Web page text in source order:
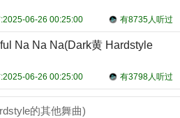
有8735人听过
06-26 00:25:00
Na Na Na(Dark黄 Hardstyle
有3798人听过
06-26 00:25:00
的其他舞曲)